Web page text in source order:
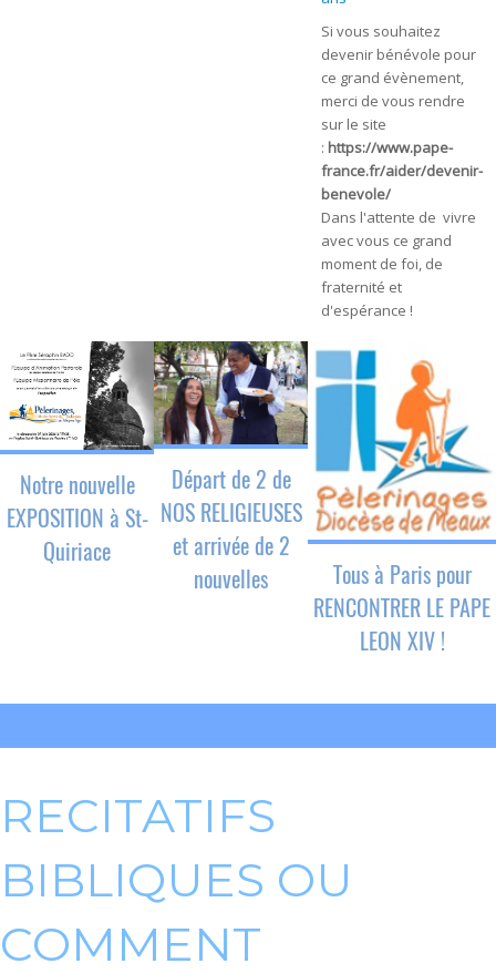
Notre nouvelle
EXPOSITION à St-
Quiriace
Départ de 2 de
NOS RELIGIEUSES
et arrivée de 2
nouvelles
Si vous souhaitez
devenir bénévole pour
ce grand évènement,
merci de vous rendre
sur le site
: https://www.pape-
france.fr/aider/devenir-
benevole/
Dans l'attente de vivre
avec vous ce grand
moment de foi, de
fraternité et
d'espérance !
Tous à Paris pour
RENCONTRER LE PAPE
LEON XIV !
RECITATIFS
BIBLIQUES OU
COMMENT